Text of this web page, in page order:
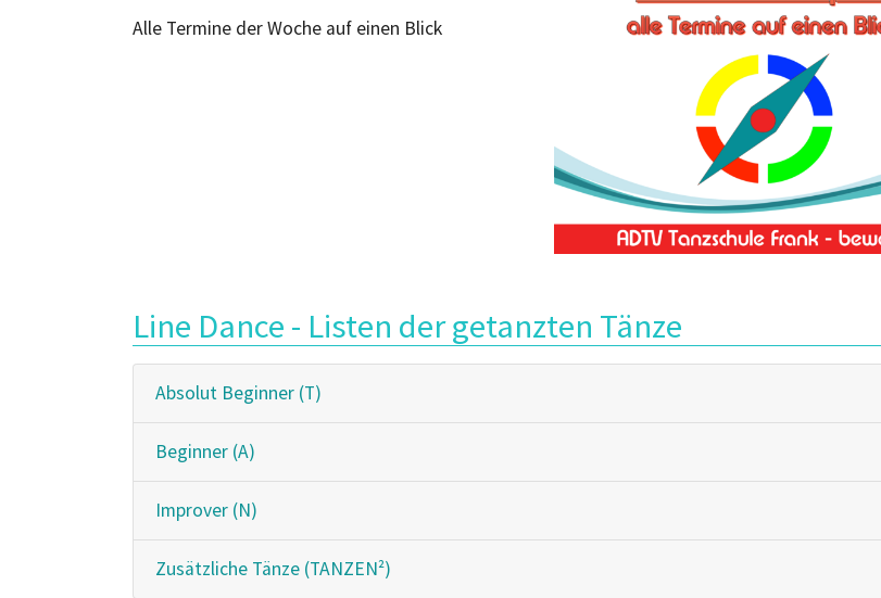
Alle Termine der Woche auf einen Blick
Line Dance - Listen der getanzten Tänze
Absolut Beginner (T)
Beginner (A)
Improver (N)
Zusätzliche Tänze (TANZEN²)